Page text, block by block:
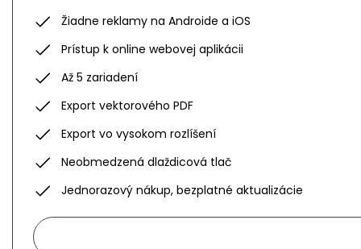
Žiadne reklamy na Androide a iOS
Prístup k online webovej aplikácii
Až 5 zariadení
Export vektorového PDF
Export vo vysokom rozlíšení
Neobmedzená dlaždicová tlač
Jednorazový nákup, bezplatné aktualizácie